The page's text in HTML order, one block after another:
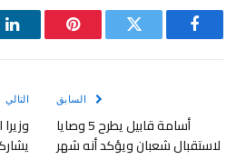
فيسبوك تويتر بينتيريست
السابق
أسامة قابيل يطرح 5 وصايا
لاستقبال شعبان ويؤكد أنه شهر
التالي